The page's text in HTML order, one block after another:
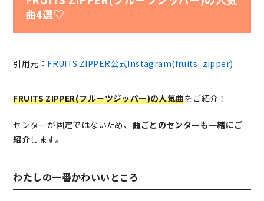
曲4選♡
引用元： FRUITS ZIPPER公式Instagram(fruits_zipper)
FRUITS ZIPPER(フルーツジッパー)の人気曲をご紹介！
センターが固定ではないため、 曲ごとのセンターも一緒にご
紹介します。
わたしの一番かわいいところ